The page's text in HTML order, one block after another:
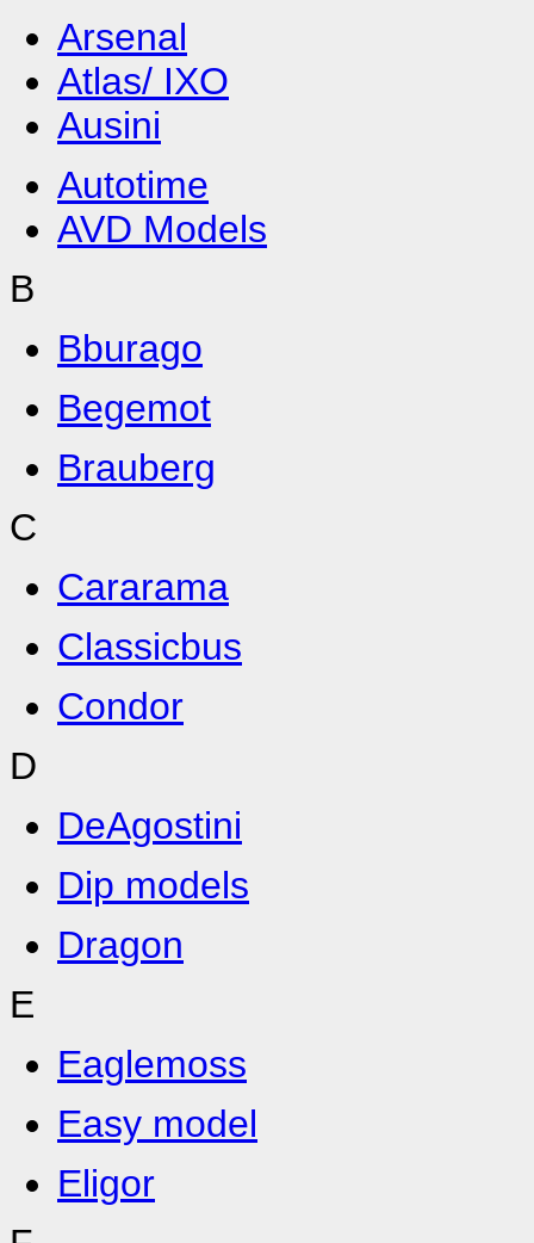
Arsenal
Atlas/ IXO
Ausini
Autotime
AVD Models
B
Bburago
Begemot
Brauberg
C
Cararama
Classicbus
Condor
D
DeAgostini
Dip models
Dragon
E
Eaglemoss
Easy model
Eligor